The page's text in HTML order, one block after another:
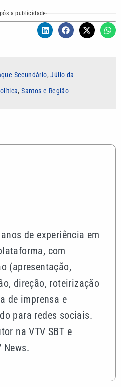
a publicidade
Secundário,Júlio da
,Santos e Região
de experiência em
com
(apresentação,
direção, roteirização
de imprensa e
para redes sociais.
na VTV SBT e
News.